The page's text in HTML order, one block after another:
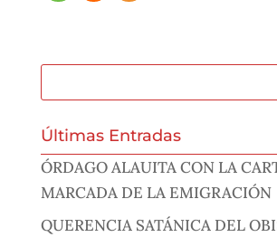
Últimas Entradas
ÓRDAGO ALAUITA CON LA
MARCADA DE LA EMIGRACIÓN
QUERENCIA SATÁNICA DEL